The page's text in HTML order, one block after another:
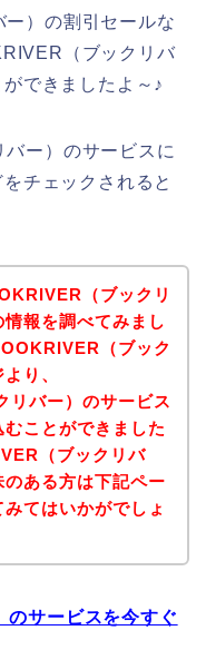
）の割引セールな
（ブックリバ
できましたよ～♪
ー）のサービスに
チェックされると
（ブックリ
報を調べてみまし
（ブック
り、
リバー）のサービス
ことができました
（ブックリバ
ある方は下記ペー
てはいかがでしょ
のサービスを今すぐ